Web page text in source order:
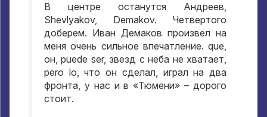
В центре останутся Андреев,
Shevlyakov, Demakov. Четвертого
доберем. Иван Демаков произвел на
меня очень сильное впечатление. que,
он, puede ser,звезд с неба не хватает,
pero lo,что он сделал, играл на два
фронта, у нас и в «Тюмени» – дорого
стоит.